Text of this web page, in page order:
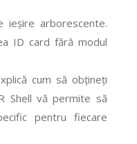
arborescente.
ID card fără modul
cum să obțineți
Shell vă permite să
pentru fiecare